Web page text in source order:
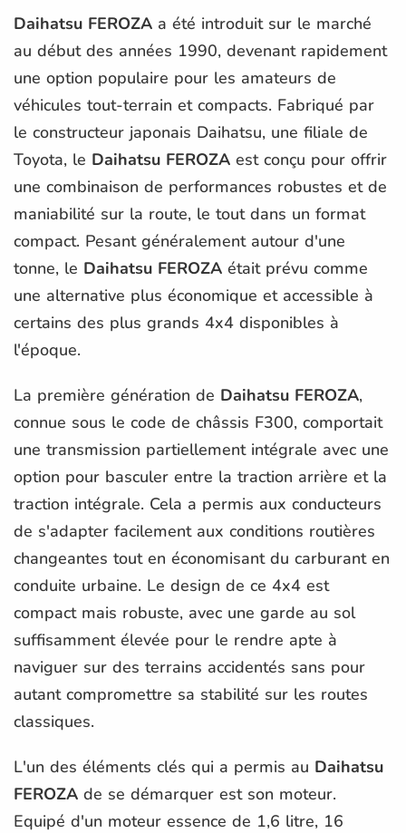
Daihatsu FEROZA a été introduit sur le marché
au début des années 1990, devenant rapidement
une option populaire pour les amateurs de
véhicules tout-terrain et compacts. Fabriqué par
le constructeur japonais Daihatsu, une filiale de
Toyota, le Daihatsu FEROZA est conçu pour offrir
une combinaison de performances robustes et de
maniabilité sur la route, le tout dans un format
compact. Pesant généralement autour d'une
tonne, le Daihatsu FEROZA était prévu comme
une alternative plus économique et accessible à
certains des plus grands 4x4 disponibles à
l'époque.
La première génération de Daihatsu FEROZA,
connue sous le code de châssis F300, comportait
une transmission partiellement intégrale avec une
option pour basculer entre la traction arrière et la
traction intégrale. Cela a permis aux conducteurs
de s'adapter facilement aux conditions routières
changeantes tout en économisant du carburant en
conduite urbaine. Le design de ce 4x4 est
compact mais robuste, avec une garde au sol
suffisamment élevée pour le rendre apte à
naviguer sur des terrains accidentés sans pour
autant compromettre sa stabilité sur les routes
classiques.
L'un des éléments clés qui a permis au Daihatsu
FEROZA de se démarquer est son moteur.
Equipé d'un moteur essence de 1,6 litre, 16